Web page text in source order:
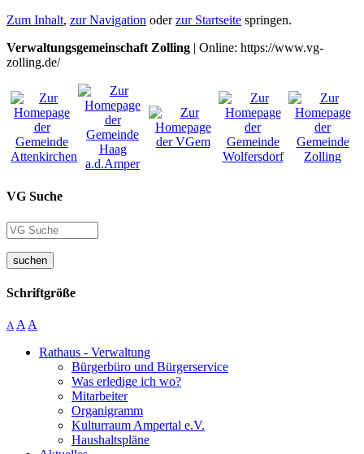
Zum Inhalt, zur Navigation oderzur Startseite springen.
Verwaltungsgemeinschaft Zolling | Online: https://www.vg-
zolling.de/
VG Suche
suchen
Schriftgröße
A A A
Rathaus - Verwaltung
Bürgerbüro und Bürgerservice
Was erledige ich wo?
Mitarbeiter
Organigramm
Kulturraum Ampertal e.V.
Haushaltspläne